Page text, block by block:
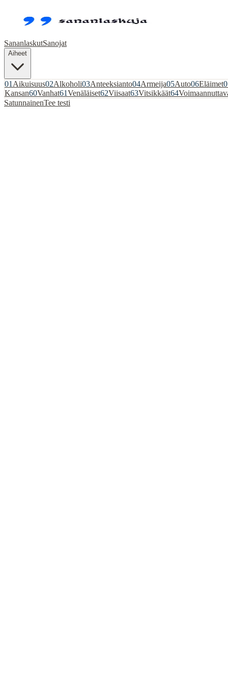
SananlaskutSanojat
Aiheet
01 Aikuisuus02Alkoholi03Anteeksianto04Armeija05Auto06Eläimet
Kansan60Vanhat61Venäläiset62Viisaat63Vitsikkäät64
SatunnainenTee testi